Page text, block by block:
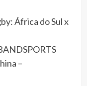
África do Sul x
–